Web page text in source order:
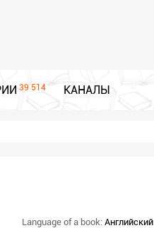
39 514 КАНАЛЫ
Language of a book: Английский